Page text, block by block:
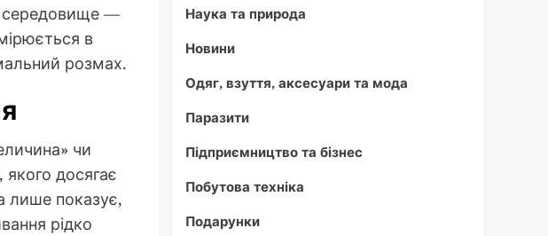
середовище —
в
розмах.
чи
досягає
лише показує,
рідко
Наука та природа
Новини
Одяг, взуття, аксесуари та мода
Паразити
Підприємництво та бізнес
Побутова техніка
Подарунки